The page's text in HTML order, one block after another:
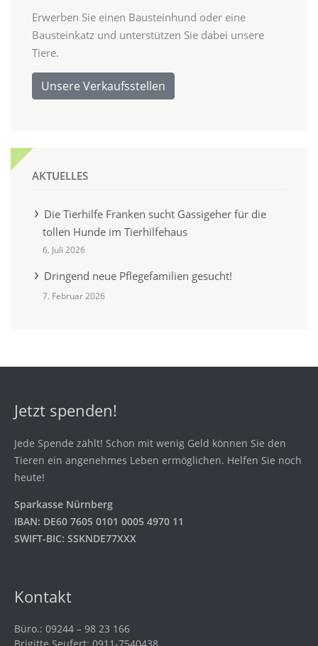
Erwerben Sie einen Bausteinhund oder eine
Bausteinkatz und unterstützen Sie dabei unsere
Tiere.
Unsere Verkaufsstellen
AKTUELLES
Die Tierhilfe Franken sucht Gassigeher für die
tollen Hunde im Tierhilfehaus
6. Juli 2026
Dringend neue Pflegefamilien gesucht!
7. Februar 2026
Jetzt spenden!
Jede Spende zählt! Schon mit wenig Geld können Sie den
Tieren ein angenehmes Leben ermöglichen. Helfen Sie noch
heute!
Sparkasse Nürnberg
IBAN: DE60 7605 0101 0005 4970 11
SWIFT-BIC: SSKNDE77XXX
Kontakt
Büro.: 09244 – 98 23 166